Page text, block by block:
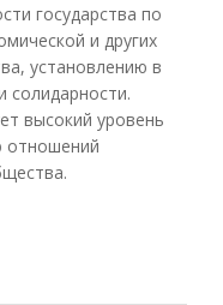
государства по
и других
установлению в
солидарности.
высокий уровень
отношений